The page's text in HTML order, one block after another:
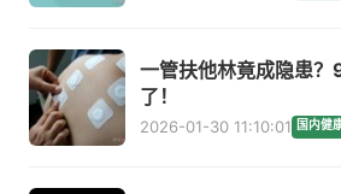
一管扶他林竟成隐患
了！
2026-01-30 11:10:01 国内健